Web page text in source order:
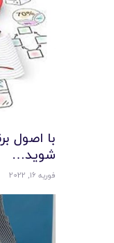
با اصول
شوید…
فوریه 16, 2022